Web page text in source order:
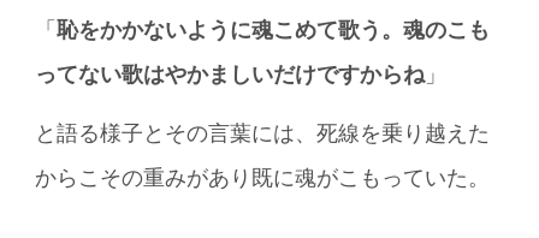
「恥をかかないように魂こめて歌う。魂のこも
ってない歌はやかましいだけですからね」
と語る様子とその言葉には、死線を乗り越えた
からこその重みがあり既に魂がこもっていた。